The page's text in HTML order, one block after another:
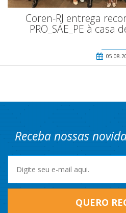
Coren-RJ entrega
PRO_SAE_PE à casa
Receba nossas
QUERO